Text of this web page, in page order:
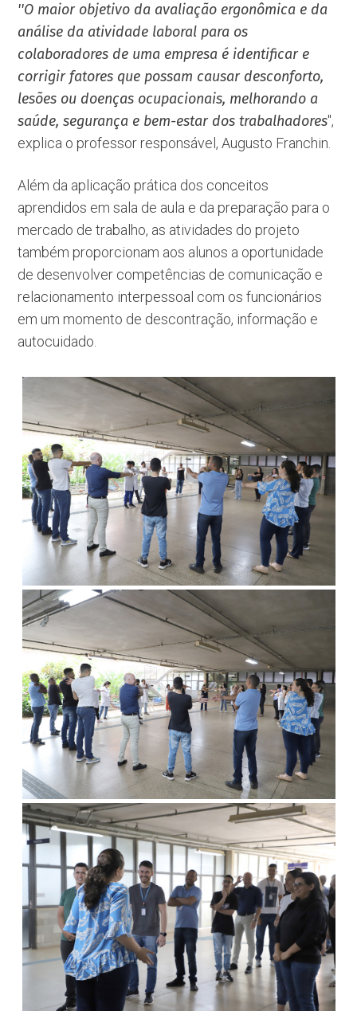
''O maior objetivo da avaliação ergonômica e da
análise da atividade laboral para os
colaboradores de uma empresa é identificar e
corrigir fatores que possam causar desconforto,
lesões ou doenças ocupacionais, melhorando a
saúde, segurança e bem-estar dos trabalhadores'',
explica o professor responsável, Augusto Franchin.
Além da aplicação prática dos conceitos
aprendidos em sala de aula e da preparação para o
mercado de trabalho, as atividades do projeto
também proporcionam aos alunos a oportunidade
de desenvolver competências de comunicação e
relacionamento interpessoal com os funcionários
em um momento de descontração, informação e
autocuidado.